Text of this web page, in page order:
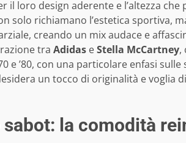
il loro design aderente e l’altezza
solo richiamano l’estetica sportiva,
creando un mix audace e
tra Adidas eStella McCartney,
e ’80, con una particolare enfasi
un tocco di originalità e voglia
la comodità